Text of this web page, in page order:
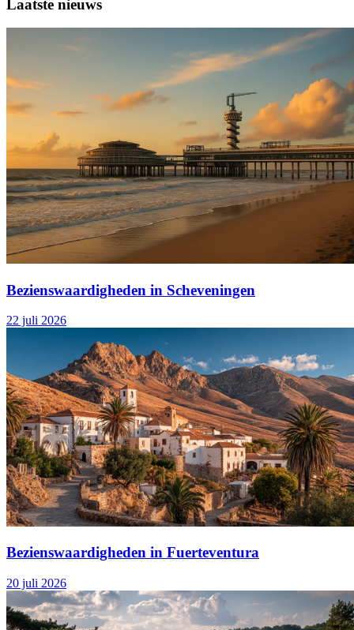
Laatste nieuws
Bezienswaardigheden in Scheveningen
22 juli 2026
Bezienswaardigheden in Fuerteventura
20 juli 2026